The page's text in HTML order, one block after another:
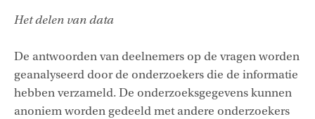
Het delen van data
De antwoorden van deelnemers op de vragen worden
geanalyseerd door de onderzoekers die de informatie
hebben verzameld. De onderzoeksgegevens kunnen
anoniem worden gedeeld met andere onderzoekers